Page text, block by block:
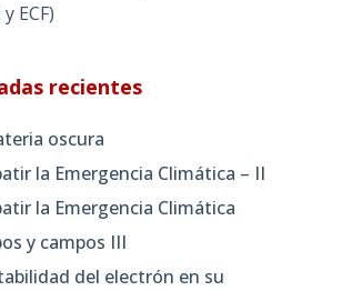
ECF)
recientes
oscura
la Emergencia Climática – II
la Emergencia Climática
y campos III
del electrón en su